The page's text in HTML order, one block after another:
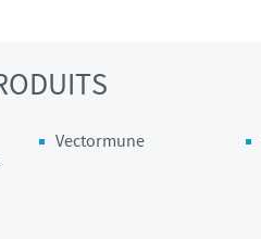
Vectormune